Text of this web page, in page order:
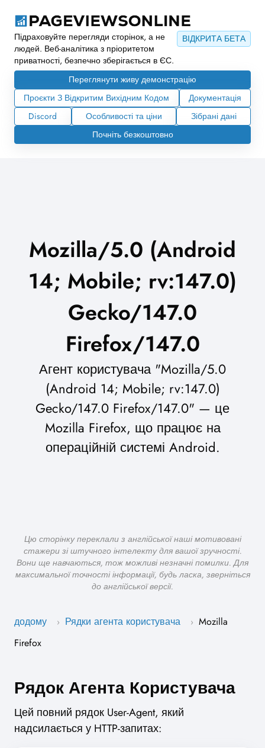
ВІДКРИТА БЕТА
Підраховуйте перегляди сторінок, а не
людей. Веб-аналітика з пріоритетом
приватності, безпечно зберігається в ЄС.
Переглянути живу демонстрацію
Проєкти З Відкритим Вихідним Кодом
Документація
Discord
Особливості та ціни
Зібрані дані
Почніть безкоштовно
Mozilla/5.0 (Android
14; Mobile; rv:147.0)
Gecko/147.0
Firefox/147.0
Агент користувача "Mozilla/5.0
(Android 14; Mobile; rv:147.0)
Gecko/147.0 Firefox/147.0" — це
Mozilla Firefox, що працює на
операційній системі Android.
Цю сторінку переклали з англійської наші мотивовані
стажери зі штучного інтелекту для вашої зручності.
Вони ще навчаються, тож можливі незначні помилки. Для
максимальної точності інформації, будь ласка, зверніться
до англійської версії.
додому › Рядки агента користувача › Mozilla
Firefox
Рядок Агента Користувача
Цей повний рядок User-Agent, який
надсилається у HTTP-запитах: